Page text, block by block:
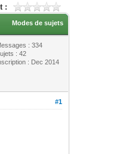
:
Modes de sujets
: 334
: 42
: Dec 2014
#1